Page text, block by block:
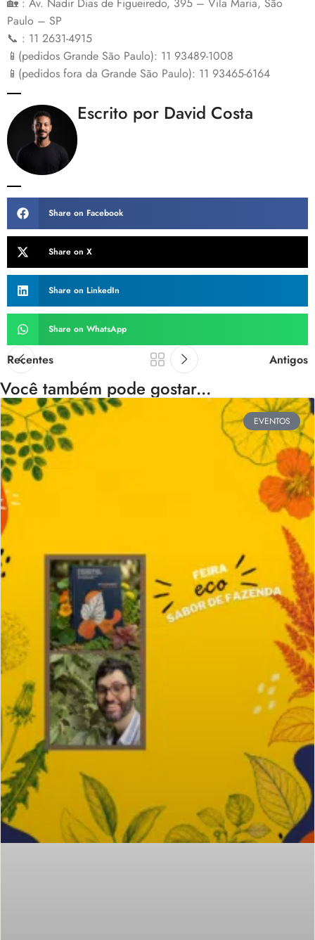
🏡 : Av. Nadir Dias de Figueiredo, 395 – Vila Maria, São
Paulo – SP
📞 : 11 2631-4915
📱(pedidos Grande São Paulo): 11 93489-1008
📱(pedidos fora da Grande São Paulo): 11 93465-6164
Escrito por David Costa
Share on Facebook
Share on X
Share on LinkedIn
Share on WhatsApp
Recentes Antigos
Você também pode gostar...
EVENTOS